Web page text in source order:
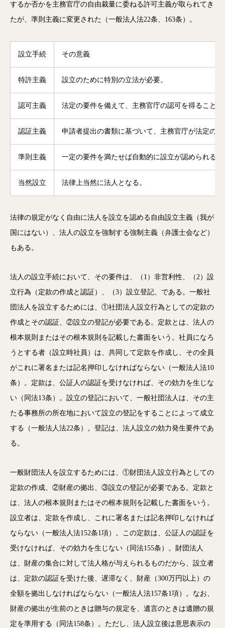
するか否かを主務官庁の自由裁量に委ねる許可主義が取られてき
たが、準則主義に変更された（一般法人法22条、163条）。
設立手続 その意義
特許主義 設立のために特別の立法が必要。
認可主義 法定の要件を備えて、主務官庁の認可を得ること
認証主義 申請者提出の書類に基づいて、主務官庁が法定の
準則主義 一定の要件を満たせば自動的に設立が認められる。
当然設立 法律上当然に法人となる。
法律の規定がなく自由に法人を設立を認める自由設立主義（我が
国にはない）、法人の設立を強制する強制主義（弁護士会など）
もある。
法人の設立手続において、その要件は、（1）非営利性、（2）設
立行為（定款の作成と認証）、（3）設立登記、である。一般社
団法人を設立するためには、①社団法人設立行為としての定款の
作成とその認証、②設立の登記が必要である。定款とは、法人の
根本規則またはその根本規則を記載した書面をいう。社員になろ
うとする者（設立時社員）は、共同して定款を作成し、その全員
がこれに署名または記名押印しなければならない（一般法人法10
条）。定款は、公証人の認証を受けなければ、その効力を生じな
い（同法13条）。設立の登記において、一般社団法人は、その主
たる事務所の所在地において設立の登記をすることによって成立
する（一般法人法22条）。登記は、法人設立の効力発生要件であ
る。
一般財団法人を設立するためには、①財団法人設立行為としての
定款の作成、②財産の拠出、③設立の登記が必要である。定款と
は、法人の根本規則またはその根本規則を記載した書面をいう。
設立者は、定款を作成し、これに署名または記名押印しなければ
ならない（一般法人法152条1項）。この定款は、公証人の認証を
受けなければ、その効力を生じない（同法155条）。財団法人
は、財産の集合に対して法人格が与えられるものだから、設立者
は、定款の認証を受けた後、遅滞なく、財産（300万円以上）の
全額を拠出しなければならない（一般法人法157条1項）。なお、
財産の拠出が生前のときは贈与の規定を、遺言のときは遺贈の規
定を準用する（同法158条）。ただし、法人設立後は意思表示の